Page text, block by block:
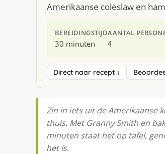
Amerikaanse coleslaw en
BEREIDINGSTIJD
30 minuten
AANTAL
4
Direct naar recept ↓
Zin in iets uit de Amerikaanse
thuis. Met Granny Smith en
minuten staat het op tafel,
het is.